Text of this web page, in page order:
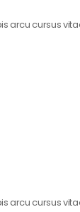
arcu cursus
arcu cursus